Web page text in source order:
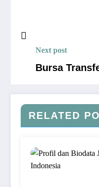
Next post
Bursa
RELATED